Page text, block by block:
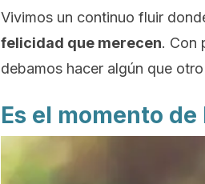
Vivimos un continuo fluir
felicidad que merecen. Con
debamos hacer algún que
Es el momento